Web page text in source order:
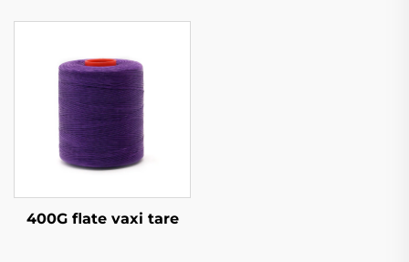
400G flate vaxi tare